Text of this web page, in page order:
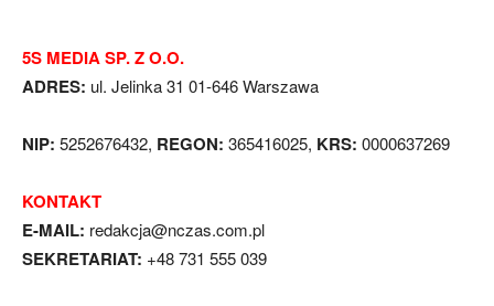
5S MEDIA SP. Z O.O.
ADRES: ul. Jelinka 31 01-646 Warszawa
NIP: 5252676432, REGON: 365416025, KRS: 0000637269
KONTAKT
E-MAIL: redakcja@nczas.com.pl
SEKRETARIAT: +48 731 555 039